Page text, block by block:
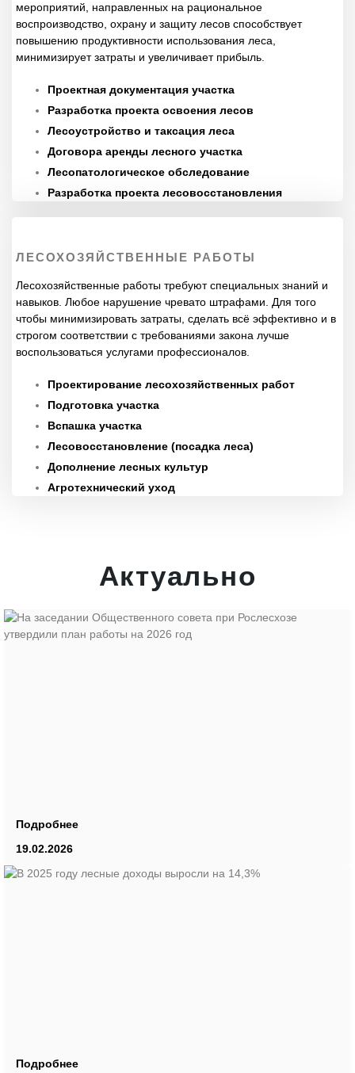
мероприятий, направленных на рациональное
воспроизводство, охрану и защиту лесов способствует
повышению продуктивности использования леса,
минимизирует затраты и увеличивает прибыль.
Проектная документация участка
Разработка проекта освоения лесов
Лесоустройство и таксация леса
Договора аренды лесного участка
Лесопатологическое обследование
Разработка проекта лесовосстановления
ЛЕСОХОЗЯЙСТВЕННЫЕ РАБОТЫ
Лесохозяйственные работы требуют специальных знаний и
навыков. Любое нарушение чревато штрафами. Для того
чтобы минимизировать затраты, сделать всё эффективно и в
строгом соответствии с требованиями закона лучше
воспользоваться услугами профессионалов.
Проектирование лесохозяйственных работ
Подготовка участка
Вспашка участка
Лесовосстановление (посадка леса)
Дополнение лесных культур
Агротехнический уход
Актуально
Подробнее
19.02.2026
Подробнее